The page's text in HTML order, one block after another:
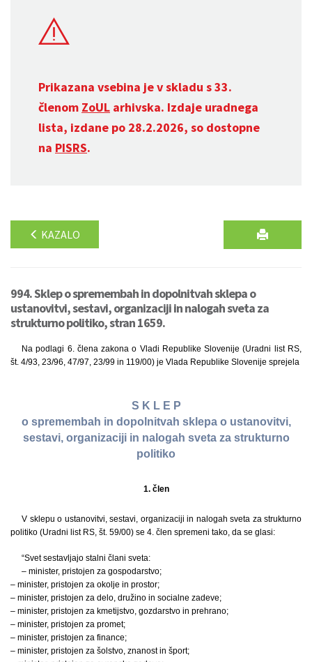
Prikazana vsebina je v skladu s 33.
členom ZoUL arhivska. Izdaje uradnega
lista, izdane po 28.2.2026, so dostopne
na PISRS.
KAZALO
994. Sklep o spremembah in dopolnitvah sklepa o
ustanovitvi, sestavi, organizaciji in nalogah sveta za
strukturno politiko, stran 1659.
Na podlagi 6. člena zakona o Vladi Republike Slovenije (Uradni list RS,
št. 4/93, 23/96, 47/97, 23/99 in 119/00) je Vlada Republike Slovenije sprejela
S K L E P
o spremembah in dopolnitvah sklepa o ustanovitvi,
sestavi, organizaciji in nalogah sveta za strukturno
politiko
1. člen
V sklepu o ustanovitvi, sestavi, organizaciji in nalogah sveta za strukturno
politiko (Uradni list RS, št. 59/00) se 4. člen spremeni tako, da se glasi:
“Svet sestavljajo stalni člani sveta:
– minister, pristojen za gospodarstvo;
– minister, pristojen za okolje in prostor;
– minister, pristojen za delo, družino in socialne zadeve;
– minister, pristojen za kmetijstvo, gozdarstvo in prehrano;
– minister, pristojen za promet;
– minister, pristojen za finance;
– minister, pristojen za šolstvo, znanost in šport;